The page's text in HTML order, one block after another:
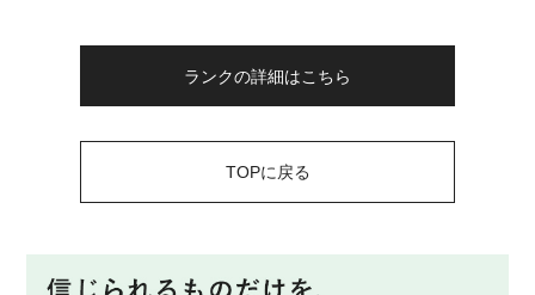
ランクの詳細はこちら
TOPに戻る